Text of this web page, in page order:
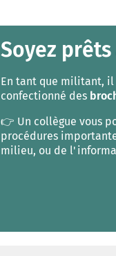
Soyez
En tant que militant,
confectionné des
👉 Un collègue vous
procédures
milieu, ou de